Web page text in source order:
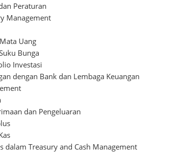
Peraturan
Management
Uang
Bunga
Investasi
dengan Bank dan Lembaga Keuangan
dan Pengeluaran
dalam Treasury and Cash Management